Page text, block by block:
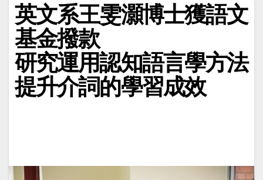
英文系王雯灝博士獲語文
基金撥款
研究運用認知語言學方法
提升介詞的學習成效